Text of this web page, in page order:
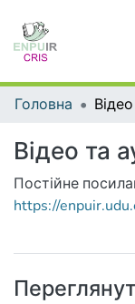
Головна
Відео та
Постійне
https://